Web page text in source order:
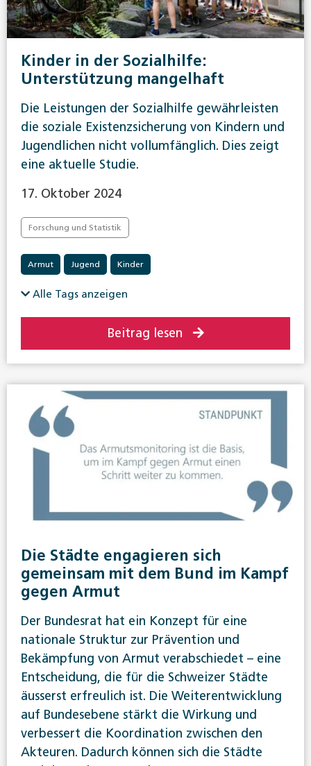
Kinder in der Sozialhilfe:
Unterstützung mangelhaft
Die Leistungen der Sozialhilfe gewährleisten
die soziale Existenzsicherung von Kindern und
Jugendlichen nicht vollumfänglich. Dies zeigt
eine aktuelle Studie.
17. Oktober 2024
Forschung und Statistik
Armut Jugend Kinder
Alle Tags anzeigen
Beitrag lesen
Die Städte engagieren sich
gemeinsam mit dem Bund im Kampf
gegen Armut
Der Bundesrat hat ein Konzept für eine
nationale Struktur zur Prävention und
Bekämpfung von Armut verabschiedet – eine
Entscheidung, die für die Schweizer Städte
äusserst erfreulich ist. Die Weiterentwicklung
auf Bundesebene stärkt die Wirkung und
verbessert die Koordination zwischen den
Akteuren. Dadurch können sich die Städte